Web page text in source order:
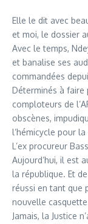
Elle le dit avec
et moi, le dossier
Avec le temps,
et banalise ses
commandées
Déterminés à faire
comploteurs de
obscènes,
l’hémicycle pour
L’ex procureur
Aujourd’hui, il est
la république. Et
réussi en tant que
nouvelle
Jamais, la Justice